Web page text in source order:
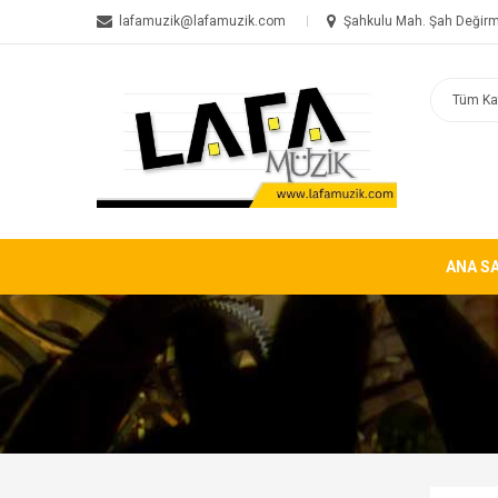
lafamuzik@lafamuzik.com Şahkulu Mah. Şah
ANA